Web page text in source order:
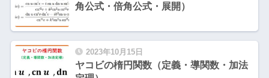
角公式・倍角公式・展開）
2023年10月15日
ヤコビの楕円関数（定義・導関数・加法